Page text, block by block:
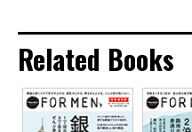
Related Books